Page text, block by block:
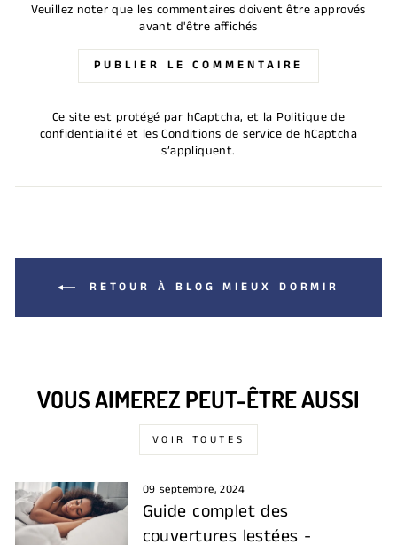
Veuillez noter que les commentaires doivent être approvés
avant d'être affichés
PUBLIER LE COMMENTAIRE
Ce site est protégé par hCaptcha, et la Politique de
confidentialité et lesConditions de service de hCaptcha
s’appliquent.
RETOUR À BLOG MIEUX DORMIR
VOUS AIMEREZ PEUT-ÊTRE AUSSI
VOIR TOUTES
09 septembre, 2024
Guide complet des
couvertures lestées -